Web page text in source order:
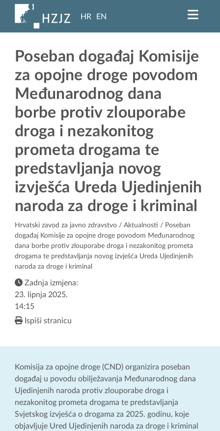
HR EN
Poseban događaj Komisije
za opojne droge povodom
Međunarodnog dana
borbe protiv zlouporabe
droga i nezakonitog
prometa drogama te
predstavljanja novog
izvješća Ureda Ujedinjenih
naroda za droge i kriminal
Hrvatski zavod za javno zdravstvo / Aktualnosti / Poseban
događaj Komisije za opojne droge povodom Međunarodnog
dana borbe protiv zlouporabe droga i nezakonitog prometa
drogama te predstavljanja novog izvješća Ureda Ujedinjenih
naroda za droge i kriminal
Zadnja izmjena:
23. lipnja 2025.
14:15
Ispiši stranicu
Komisija za opojne droge (CND) organizira poseban
događaj u povodu obilježavanja Međunarodnog dana
Ujedinjenih naroda protiv zlouporabe droga i
nezakonitog prometa drogama te predstavljanja
Svjetskog izvješća o drogama za 2025. godinu, koje
objavljuje Ured Ujedinjenih naroda za droge i kriminal